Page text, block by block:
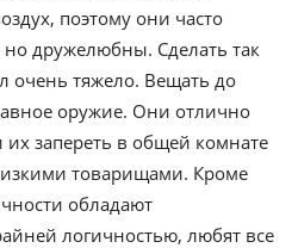
поэтому они часто
дружелюбны. Сделать так
очень тяжело. Вещать до
оружие. Они отлично
их запереть в общей комнате
товарищами. Кроме
обладают
логичностью, любят все